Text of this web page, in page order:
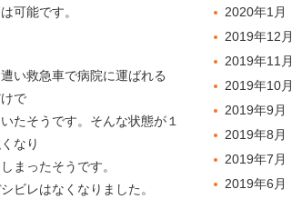
可能です。
い救急車で病院に運ばれる
で
たそうです。そんな状態が１
なり
まったそうです。
ビレはなくなりました。
2020年1月
2019年12月
2019年11月
2019年10月
2019年9月
2019年8月
2019年7月
2019年6月